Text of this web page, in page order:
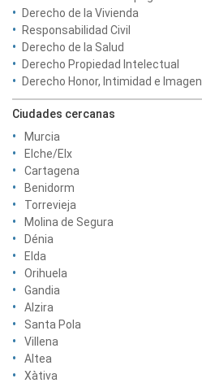
Derecho de la Vivienda
Responsabilidad Civil
Derecho de la Salud
Derecho Propiedad Intelectual
Derecho Honor, Intimidad e Imagen
Ciudades cercanas
Murcia
Elche/Elx
Cartagena
Benidorm
Torrevieja
Molina de Segura
Dénia
Elda
Orihuela
Gandia
Alzira
Santa Pola
Villena
Altea
Xàtiva